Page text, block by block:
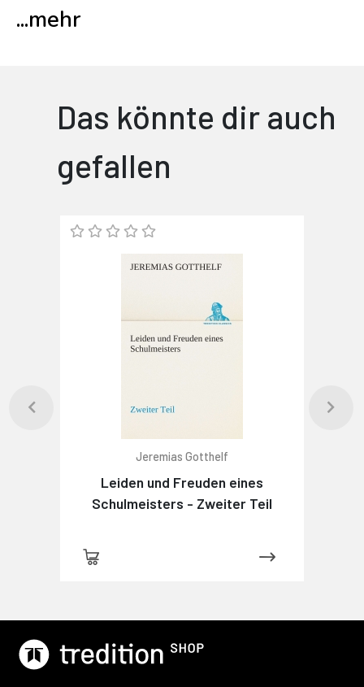
...mehr
Das könnte dir auch
gefallen
Jeremias Gotthelf
Leiden und Freuden eines
Schulmeisters - Zweiter Teil